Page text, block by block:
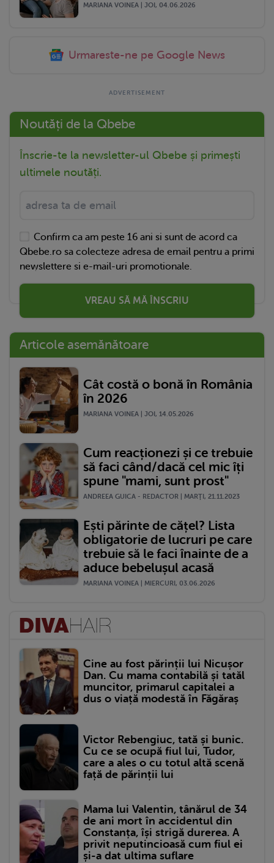
MARIANA VOINEA | JOI, 04.06.2026
Urmareste-ne pe Google News
Noutăți de la Qbebe
Înscrie-te la newsletter-ul Qbebe și primești
ultimele noutăți.
Confirm ca am peste 16 ani si sunt de acord ca
Qbebe.ro sa colecteze adresa de email pentru a primi
newslettere si e-mail-uri promotionale.
VREAU SĂ MĂ ÎNSCRIU
Articole asemănătoare
Cât costă o bonă în România
în 2026
MARIANA VOINEA | JOI, 14.05.2026
Cum reacționezi și ce trebuie
să faci când/dacă cel mic îți
spune "mami, sunt prost"
ANDREEA GUICA - REDACTOR | MARŢI, 21.11.2023
Ești părinte de cățel? Lista
obligatorie de lucruri pe care
trebuie să le faci înainte de a
aduce bebelușul acasă
MARIANA VOINEA | MIERCURI, 03.06.2026
Cine au fost părinții lui Nicușor
Dan. Cu mama contabilă și tatăl
muncitor, primarul capitalei a
dus o viață modestă în Făgăraș
Victor Rebengiuc, tată și bunic.
Cu ce se ocupă fiul lui, Tudor,
care a ales o cu totul altă scenă
față de părinții lui
Mama lui Valentin, tânărul de 34
de ani mort în accidentul din
Constanța, își strigă durerea. A
privit neputincioasă cum fiul ei
și-a dat ultima suflare